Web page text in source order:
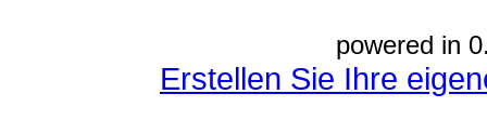
powered in
Erstellen Sie Ihre